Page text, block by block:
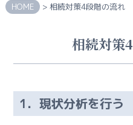
代
問
HOME > 相続対策4段階の流れ
相続対策
1．現状分析を行う